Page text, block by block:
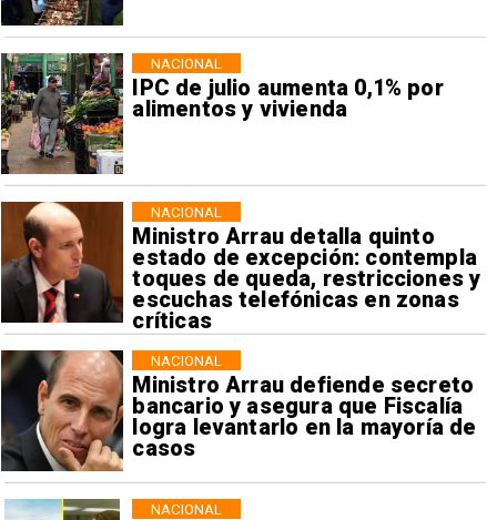
IPC de julio aumenta 0,1% por
alimentos y vivienda
NACIONAL
Ministro Arrau detalla quinto
estado de excepción: contempla
toques de queda, restricciones y
escuchas telefónicas en zonas
críticas
NACIONAL
Ministro Arrau defiende secreto
bancario y asegura que Fiscalía
logra levantarlo en la mayoría de
casos
NACIONAL
NACIONAL